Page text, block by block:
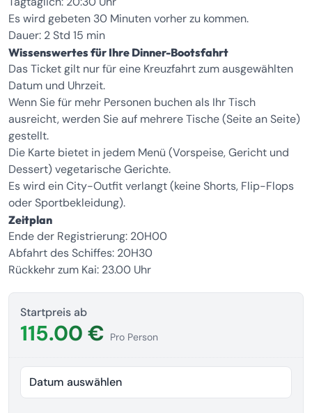
Es wird gebeten 30 Minuten vorher zu kommen.
Dauer: 2 Std 15 min
Wissenswertes für Ihre Dinner-Bootsfahrt
Das Ticket gilt nur für eine Kreuzfahrt zum ausgewählten
Datum und Uhrzeit.
Wenn Sie für mehr Personen buchen als Ihr Tisch
ausreicht, werden Sie auf mehrere Tische (Seite an Seite)
gestellt.
Die Karte bietet in jedem Menü (Vorspeise, Gericht und
Dessert) vegetarische Gerichte.
Es wird ein City-Outfit verlangt (keine Shorts, Flip-Flops
oder Sportbekleidung).
Zeitplan
Ende der Registrierung: 20H00
Abfahrt des Schiffes: 20H30
Rückkehr zum Kai: 23.00 Uhr
Startpreis ab
115.00 € Pro Person
Datum auswählen